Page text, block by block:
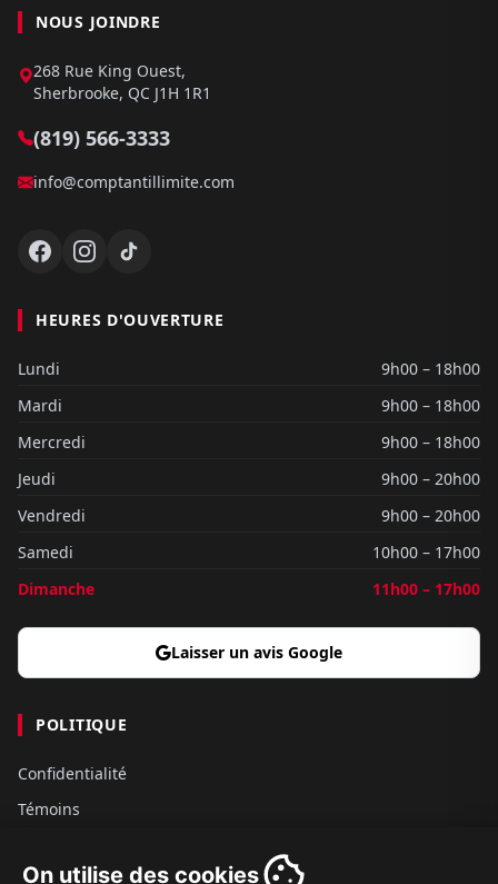
On utilise des cookies
NOUS JOINDRE
268 Rue King Ouest,
Sherbrooke, QC J1H 1R1
(819) 566-3333
info@comptantillimite.com
HEURES D'OUVERTURE
Lundi
9h00 – 18h00
Mardi
9h00 – 18h00
Mercredi
9h00 – 18h00
Jeudi
9h00 – 20h00
Vendredi
9h00 – 20h00
Samedi
10h00 – 17h00
Dimanche
11h00 – 17h00
Laisser un avis Google
POLITIQUE
Confidentialité
Témoins